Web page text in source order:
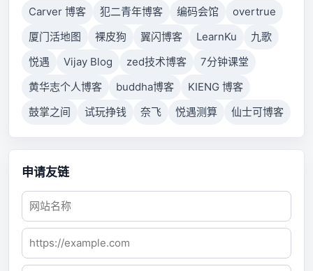
Carver 博客 犯二青年博客 编码会馆
overtrue
厦门活地图
裸皮狗 翼闪博客 LearnKu
九歌
悦遇
Vijay Blog zed技术博客
7分钟课堂
黄华志个人博客
buddha博客
KIENG 博客
鼓掌之间
试玩挣钱 奈飞 悦遇测算 仙士可博客
申请友链